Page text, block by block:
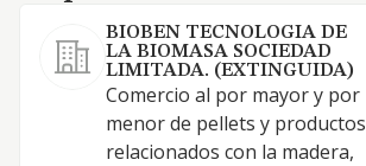
BIOBEN TECNOLOGIA DE
LA BIOMASA SOCIEDAD
LIMITADA. (EXTINGUIDA)
Comercio al por mayor y por
menor de pellets y productos
relacionados con la madera,